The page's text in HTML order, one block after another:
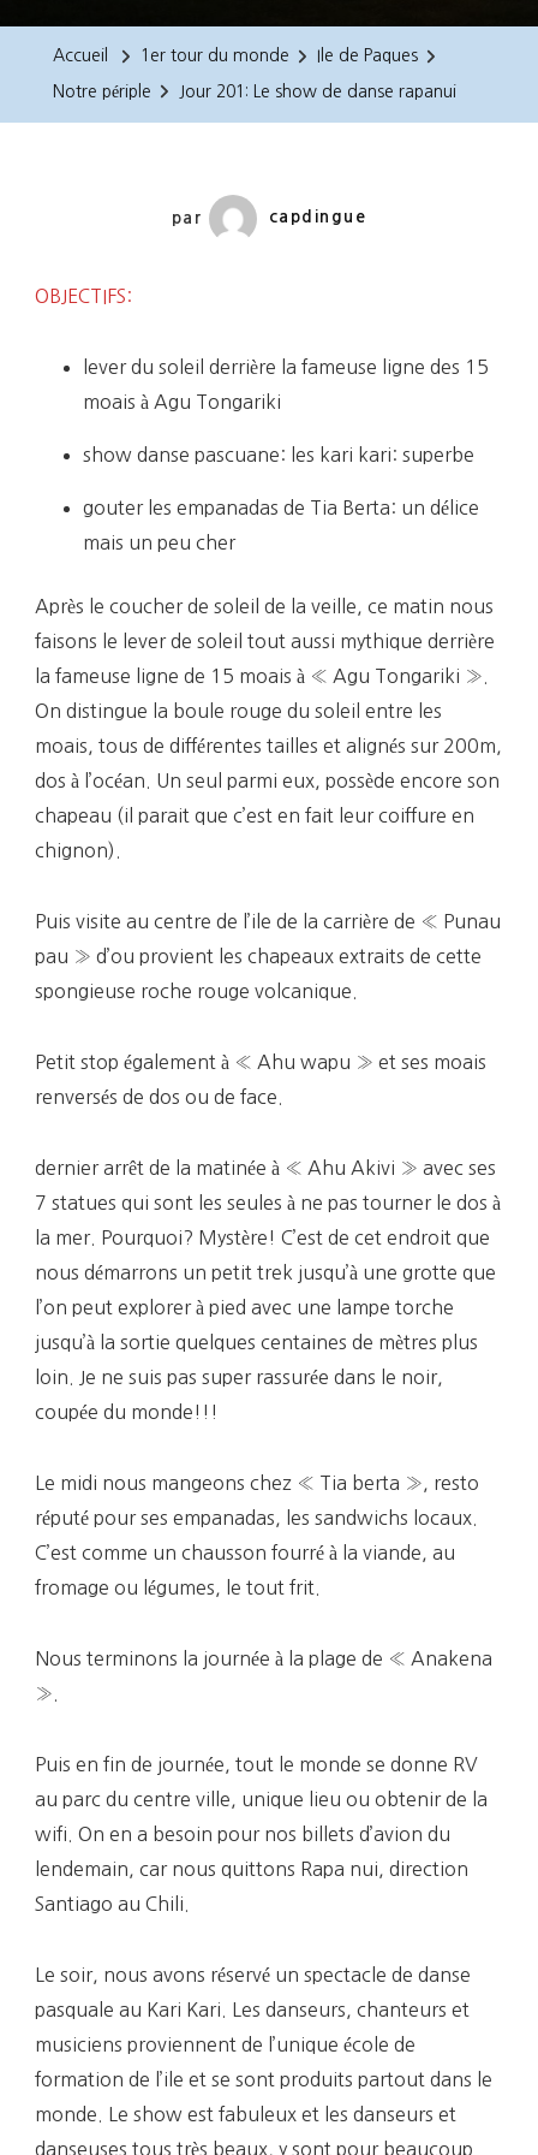
Accueil 1er tour du monde Ile de Paques
Notre périple Jour 201: Le show de danse rapanui
par capdingue
OBJECTIFS:
lever du soleil derrière la fameuse ligne des 15
moais à Agu Tongariki
show danse pascuane: les kari kari: superbe
gouter les empanadas de Tia Berta: un délice
mais un peu cher
Après le coucher de soleil de la veille, ce matin nous
faisons le lever de soleil tout aussi mythique derrière
la fameuse ligne de 15 moais à « Agu Tongariki ».
On distingue la boule rouge du soleil entre les
moais, tous de différentes tailles et alignés sur 200m,
dos à l’océan. Un seul parmi eux, possède encore son
chapeau (il parait que c’est en fait leur coiffure en
chignon).
Puis visite au centre de l’ile de la carrière de « Punau
pau » d’ou provient les chapeaux extraits de cette
spongieuse roche rouge volcanique.
Petit stop également à « Ahu wapu » et ses moais
renversés de dos ou de face.
dernier arrêt de la matinée à « Ahu Akivi » avec ses
7 statues qui sont les seules à ne pas tourner le dos à
la mer. Pourquoi? Mystère! C’est de cet endroit que
nous démarrons un petit trek jusqu’à une grotte que
l’on peut explorer à pied avec une lampe torche
jusqu’à la sortie quelques centaines de mètres plus
loin. Je ne suis pas super rassurée dans le noir,
coupée du monde!!!
Le midi nous mangeons chez « Tia berta », resto
réputé pour ses empanadas, les sandwichs locaux.
C’est comme un chausson fourré à la viande, au
fromage ou légumes, le tout frit.
Nous terminons la journée à la plage de « Anakena
».
Puis en fin de journée, tout le monde se donne RV
au parc du centre ville, unique lieu ou obtenir de la
wifi. On en a besoin pour nos billets d’avion du
lendemain, car nous quittons Rapa nui, direction
Santiago au Chili.
Le soir, nous avons réservé un spectacle de danse
pasquale au Kari Kari. Les danseurs, chanteurs et
musiciens proviennent de l’unique école de
formation de l’ile et se sont produits partout dans le
monde. Le show est fabuleux et les danseurs et
danseuses tous très beaux, y sont pour beaucoup.